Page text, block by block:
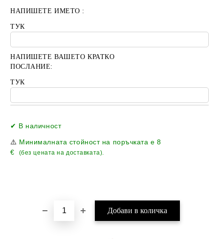
НАПИШЕТЕ ИМЕТО :
ТУК
НАПИШЕТЕ ВАШЕТО КРАТКО
ПОСЛАНИЕ:
ТУК
✔ В наличност
⚠️ Минималната стойност на поръчката е8
€
(без цената на доставката).